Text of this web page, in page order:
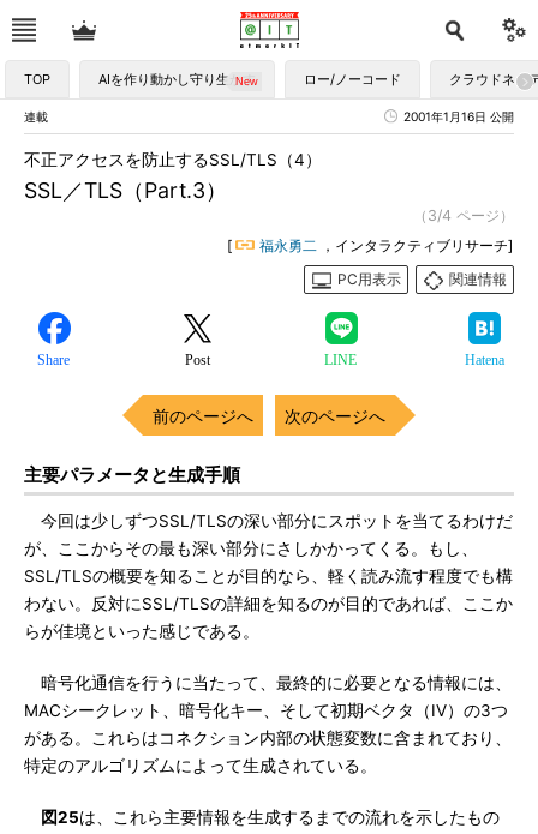
TOP AIを作り動かし守り生かす ロー/ノーコード クラウドネイ
連載 2001年1月16日 公開
SSL／TLS（Part.3）
不正アクセスを防止するSSL/TLS（4）
（3/4 ページ）
[
福永勇二 ，インタラクティブリサーチ]
PC用表示
関連情報
Share Post LINE Hatena
前のページへ 次のページへ
主要パラメータと生成手順
今回は少しずつSSL/TLSの深い部分にスポットを当てるわけだ
が、ここからその最も深い部分にさしかかってくる。もし、
SSL/TLSの概要を知ることが目的なら、軽く読み流す程度でも構
わない。反対にSSL/TLSの詳細を知るのが目的であれば、ここか
らが佳境といった感じである。
暗号化通信を行うに当たって、最終的に必要となる情報には、
MACシークレット、暗号化キー、そして初期ベクタ（IV）の3つ
がある。これらはコネクション内部の状態変数に含まれており、
特定のアルゴリズムによって生成されている。
図25は、これら主要情報を生成するまでの流れを示したもの